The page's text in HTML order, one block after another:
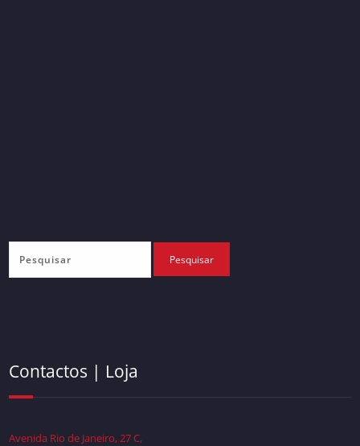
Contactos | Loja
Avenida Rio de Janeiro, 27 C,